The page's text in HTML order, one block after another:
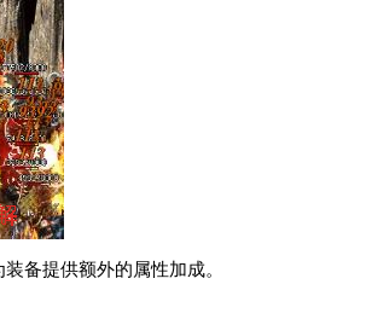
备提供额外的属性加成。